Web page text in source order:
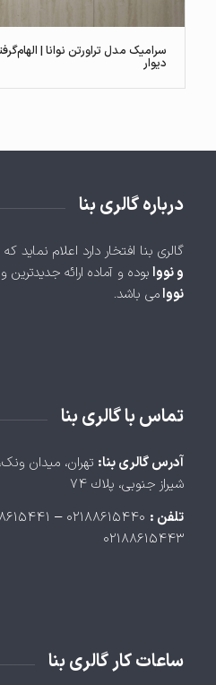
سرامیک مدل تراورتن نوانا |
دیوار
درباره گالری بنا
گالری بنا افتخار دارد اعلام نماید
و نووابوده و آماده ارائه
نووامی باشد.
تماس با گالری بنا
آدرس گالری بنا: تهران، ميدان
شيراز جنوبی، پلاك ۷۴
تلفن :
۰۲۱۸۸۶۱۵۴۴۳
ساعات کار گالری بنا